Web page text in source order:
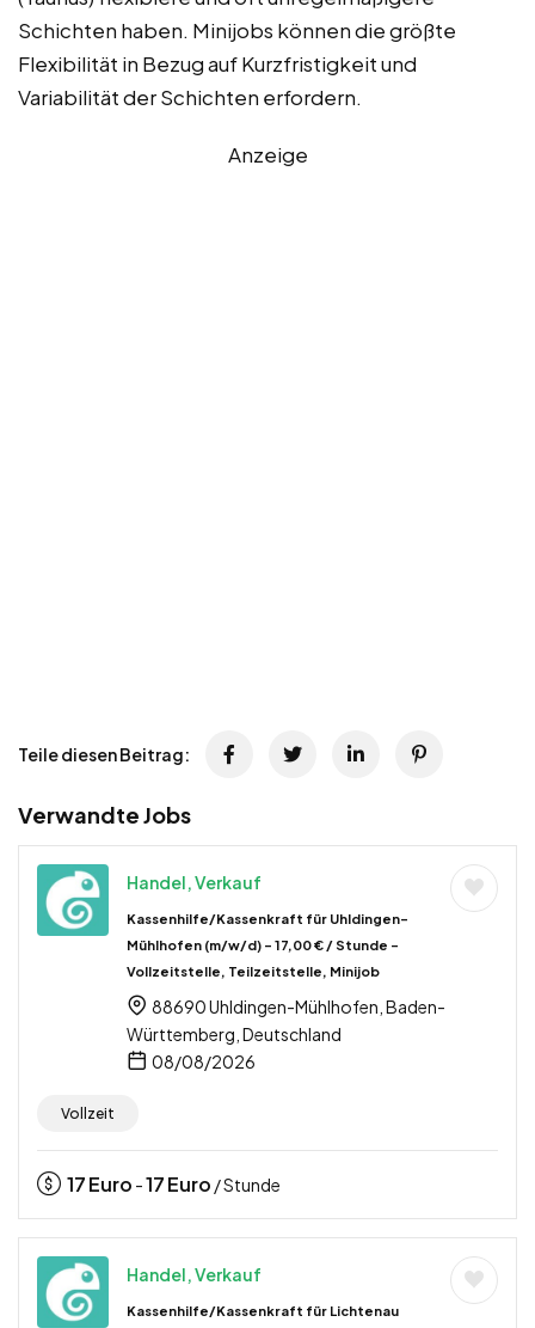
Schichten haben. Minijobs können die größte
Flexibilität in Bezug auf Kurzfristigkeit und
Variabilität der Schichten erfordern.
Anzeige
Teile diesen Beitrag:
Verwandte Jobs
Handel, Verkauf
Kassenhilfe/Kassenkraft für Uhldingen-
Mühlhofen (m/w/d) – 17,00 € / Stunde –
Vollzeitstelle, Teilzeitstelle, Minijob
88690 Uhldingen-Mühlhofen, Baden-
Württemberg, Deutschland
08/08/2026
Vollzeit
17Euro -17Euro / Stunde
Handel, Verkauf
Kassenhilfe/Kassenkraft für Lichtenau